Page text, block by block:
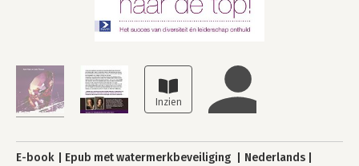
E-book Epub met watermerkbeveiliging
Nederlands